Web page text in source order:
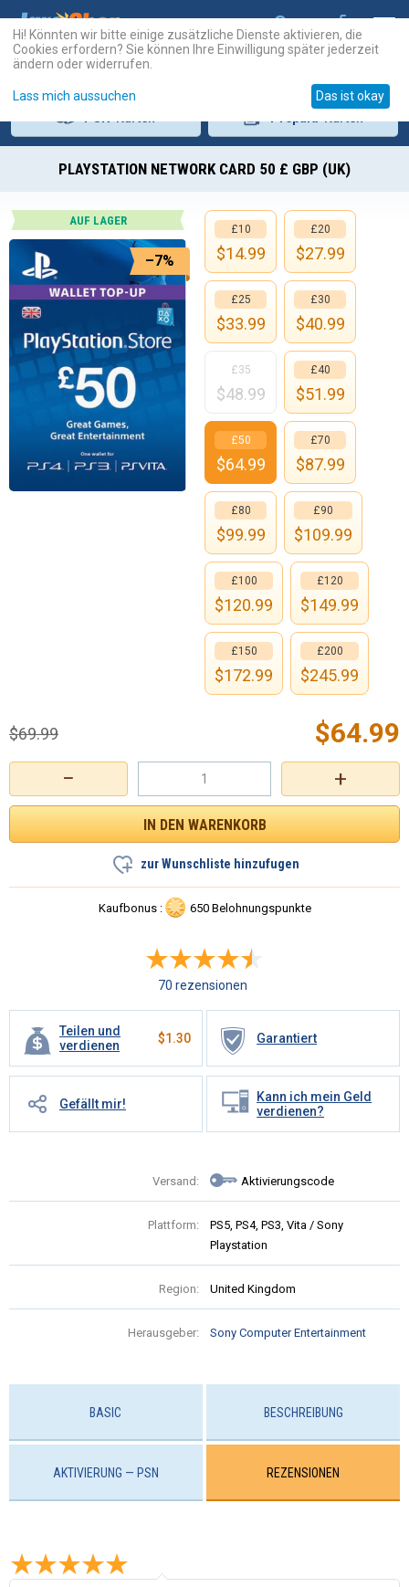
PLAYSTATION NETWORK CARD 50 £ GBP (UK)
AUF LAGER
–7%
+
−
$64.99
$69.99
zur Wunschliste hinzufugen
Kaufbonus : 650 Belohnungspunkte
70 rezensionen
Teilen und
verdienen
$1.30 Garantiert
Gefällt mir!
Kann ich mein Geld
verdienen?
Versand: Aktivierungscode
Plattform:
PS5, PS4, PS3, Vita / Sony
Playstation
Region: United Kingdom
Herausgeber: Sony Computer Entertainment
£10
$14.99
£20
$27.99
£25
$33.99
£30
$40.99
£35
$48.99
£40
$51.99
£50
$64.99
£70
$87.99
£80
$99.99
£90
$109.99
£100
$120.99
£120
$149.99
£150
$172.99
£200
$245.99
BASIC BESCHREIBUNG
AKTIVIERUNG — PSN REZENSIONEN
Hi! Könnten wir bitte einige zusätzliche Dienste aktivieren, die
Cookies erfordern? Sie können Ihre Einwilligung später jederzeit
ändern oder widerrufen.
Lass mich aussuchen Das ist okay